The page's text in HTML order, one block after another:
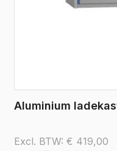
Aluminium
Excl. BTW: € 419,00